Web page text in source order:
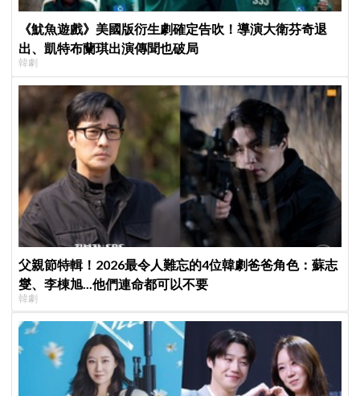
《魷魚遊戲》美國版衍生劇確定告吹！導演大衛芬奇退
出、凱特布蘭琪出演傳聞也破局
韓劇
父親節特輯！2026最令人難忘的4位韓劇爸爸角色：蘇志
燮、李棟旭...他們連命都可以不要
韓劇